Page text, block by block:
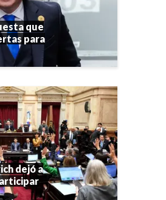
que
para
dejó a